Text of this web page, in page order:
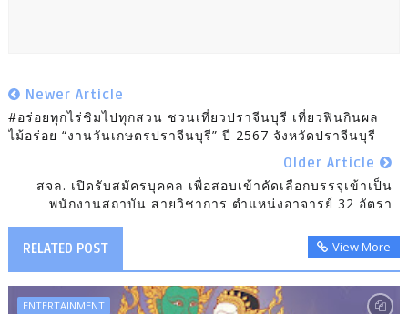
Newer Article
#อร่อยทุกไร่ชิมไปทุกสวน ชวนเที่ยวปราจีนบุรี เที่ยวฟินกินผล
ไม้อร่อย “งานวันเกษตรปราจีนบุรี” ปี 2567 จังหวัดปราจีนบุรี
Older Article
สจล. เปิดรับสมัครบุคคล เพื่อสอบเข้าคัดเลือกบรรจุเข้าเป็น
พนักงานสถาบัน สายวิชาการ ตำแหน่งอาจารย์ 32 อัตรา
RELATED POST View More
ENTERTAINMENT